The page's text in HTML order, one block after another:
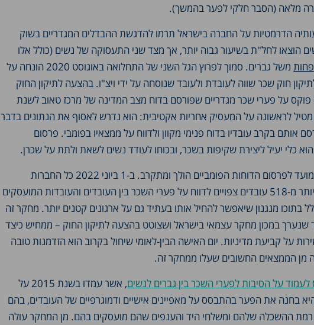
מלאה (הסבר חלקי לפער בהמשך).
הדרמטיות על החברה בישראל תרמו להדגשת ההבדלים המגדריים בשוק
הוצאו לחל"ת בשיעור גבוה יותר, אך מצד שני התעסוקה של נשים (כולל אלו
פחות
משל גברים. סמוך לפרוץ הגל השני של התחלואה באוגוסט 2020 הונחה על
חוק שכר שווה לעובדת ולעובד שנוסחה על ידי ויצ"ו. בהצעה לתיקון החוק
על פערי שכר מגדריים שפורסם בדוח מצב המדינה של מרכז טאוב לשנת
מטיל לראשונה על המעסיק אחריות אקטיבית: הוא נדרש לאסוף את הנתונים בדבר
אותם בקרב עובדיו בדוח פנימי מקוון ולדווח על ממצאיו בפומבי. פרסום
כלי יעיל ליצירת שקיפות בשכר, ובכוחו לעודד נשים לשאת ולתת על שכרן.
התיקון עבר בכנסת והמועד לפרסום הדוחות הפומביים הולך ומתקרב. ב-1 ביוני 2022 כל החברות
והארגונים המעסיקים יותר מ-518 עובדים צפויים לדווח על פערי השכר בין העובדים והעובדות המועסקים
בתוכו מנגנון שיאפשר להחיל אותו בעתיד גם על ארגונים קטנים יותר. מחקר זה
שנערך במכון מחקר עצמאי בישראל ושצוטט בהצעה לתיקון החוק – ממחיש כיצד
על קביעת מדיניות. יום האישה הבין-לאומי שיחול בקרוב הוא הזדמנות טובה
מן הממצאים החשובים שעלו ממחקר זה.
על הסיבות לפערי השכר בין גברים לנשים
, אשר עמדו בשנת 2015 על
היא בחנה את הפער בהתבסס על מאפיינים אישיים ודמוגרפיים של העובדים, בהם
ההשכלה שלהם ומשלחי היד והענפים שהם מועסקים בהם. מן המחקר עולה